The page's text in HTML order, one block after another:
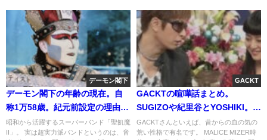
デーモン閣下
デーモン閣下の年齢の現在。自
称1万58歳。紀元前設定の理由。
姉は何歳年上?
昭和から活躍するスーパーバンド「聖飢魔
II」。 実は超実力派バンドというのは、音
GACKT
GACKTの喧嘩話まとめ。
SUGIZOや紀里谷とYOSHIKI。
Zeebraは都市伝説
GACKTさんといえば、昔からの血の気の
荒い性格で有名です。 MALICE MIZER時